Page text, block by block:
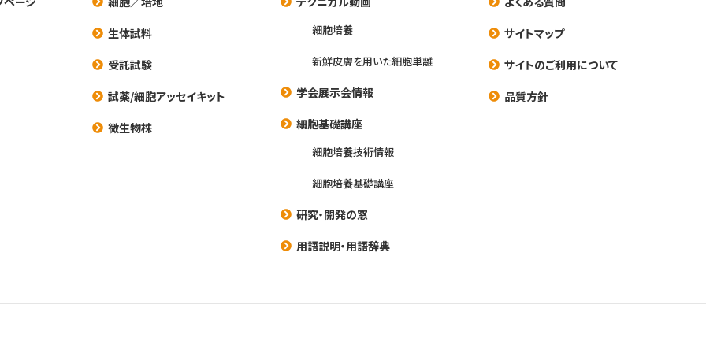
生体試料
受託試験
試薬/細胞アッセイキット
微生物株
細胞培養
新鮮皮膚を用いた細胞単離
学会展示会情報
細胞基礎講座
細胞培養技術情報
細胞培養基礎講座
研究・開発の窓
用語説明・用語辞典
サイトマップ
サイトのご利用について
品質方針